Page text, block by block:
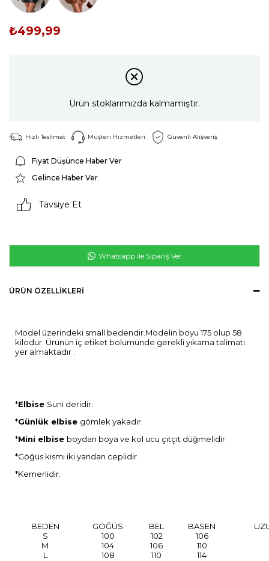
₺499,99
Ürün stoklarımızda kalmamıştır.
Hızlı Teslimat Müşteri Hizmetleri Güvenli Alışveriş
Fiyat Düşünce Haber Ver
Gelince Haber Ver
Tavsiye Et
Whatsapp ile Sipariş Ver
ÜRÜN ÖZELLIKLERI
Model üzerindeki small bedendir.Modelin boyu 175 olup 58
kilodur. Ürünün iç etiket bölümünde gerekli yıkama talimatı
yer almaktadır .
*Elbise Suni deridir.
*Günlük elbise gömlek yakadır.
*Mini elbise boydan boya ve kol ucu çıtçıt düğmelidir.
*Göğüs kısmı iki yandan ceplidir.
*Kemerlidir.
BEDEN GÖĞÜS BEL BASEN
S
100 102
106
M
104 106
110
L
108 110 114